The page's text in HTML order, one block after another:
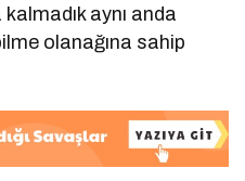
aynı anda
olanağına sahip